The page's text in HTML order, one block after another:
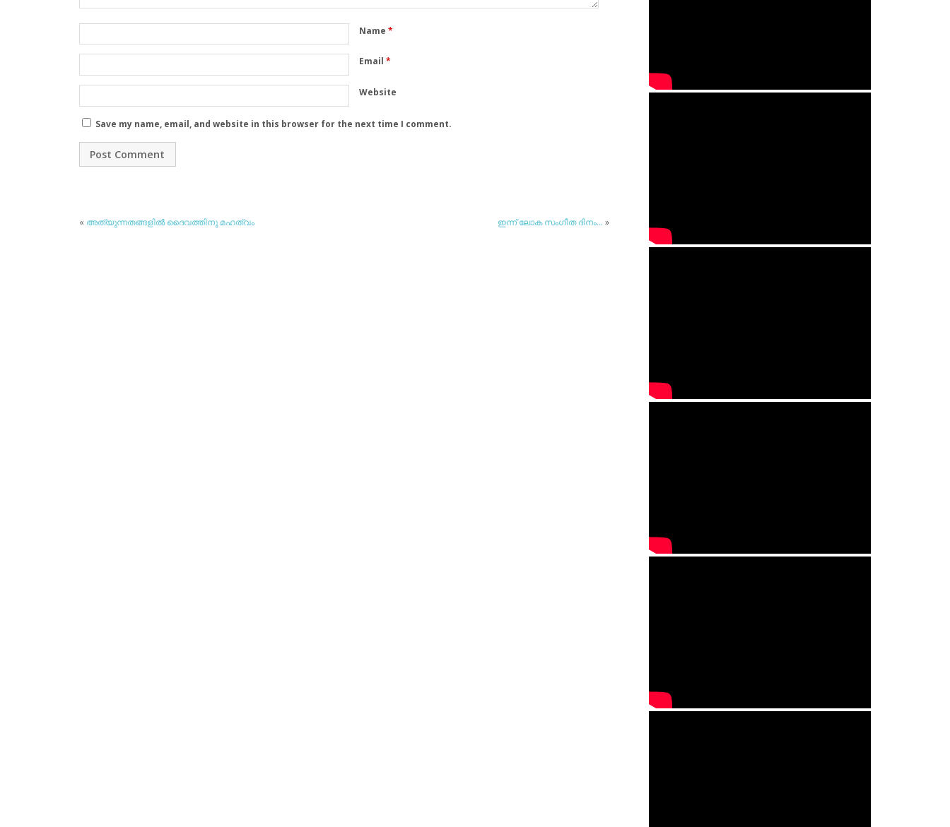
Name *
Email *
Website
Save my name, email, and website in this browser for the next time I comment.
« അത്യുന്നതങ്ങളില്‍ ദൈവത്തിനു മഹത്വം ഇന്ന് ലോക സംഗീത ദിനം… »